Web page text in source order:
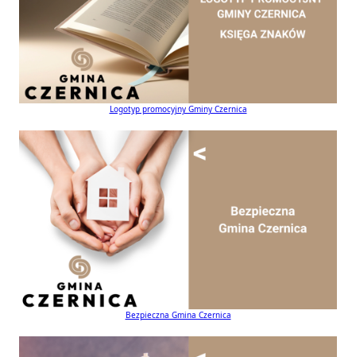
Logotyp promocyjny Gminy Czernica
Bezpieczna Gmina Czernica